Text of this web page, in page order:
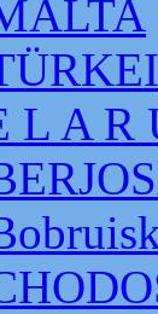
L A R